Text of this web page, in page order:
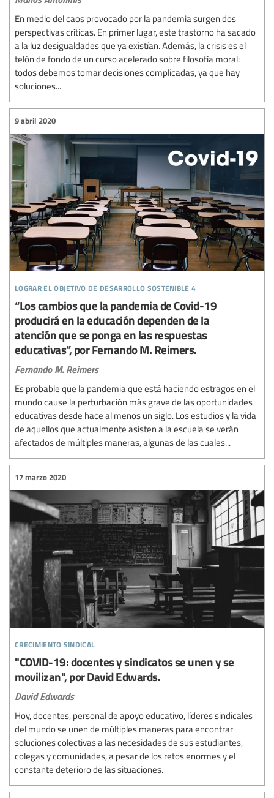
En medio del caos provocado por la pandemia surgen dos
perspectivas críticas. En primer lugar, este trastorno ha sacado
a la luz desigualdades que ya existían. Además, la crisis es el
telón de fondo de un curso acelerado sobre filosofía moral:
todos debemos tomar decisiones complicadas, ya que hay
soluciones...
lograr el objetivo de desarrollo sostenible 4
9 abril 2020
“Los cambios que la pandemia de Covid-19
producirá en la educación dependen de la
atención que se ponga en las respuestas
educativas”, por Fernando M. Reimers.
Fernando M. Reimers
Es probable que la pandemia que está haciendo estragos en el
mundo cause la perturbación más grave de las oportunidades
educativas desde hace al menos un siglo. Los estudios y la vida
de aquellos que actualmente asisten a la escuela se verán
afectados de múltiples maneras, algunas de las cuales...
crecimiento sindical
17 marzo 2020
"COVID-19: docentes y sindicatos se unen y se
movilizan", por David Edwards.
David Edwards
Hoy, docentes, personal de apoyo educativo, líderes sindicales
del mundo se unen de múltiples maneras para encontrar
soluciones colectivas a las necesidades de sus estudiantes,
colegas y comunidades, a pesar de los retos enormes y el
constante deterioro de las situaciones.